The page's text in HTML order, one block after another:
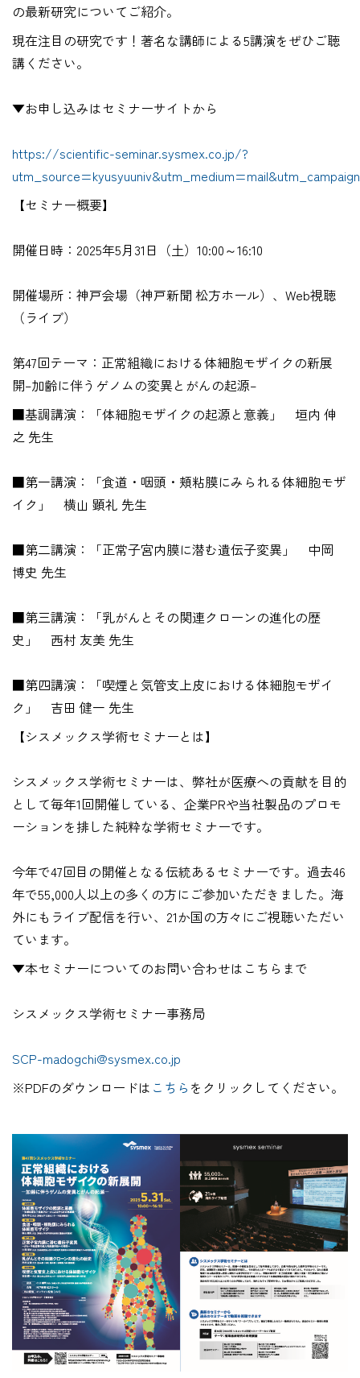
の最新研究についてご紹介。
現在注目の研究です！著名な講師による5講演をぜひご聴
講ください。
▼お申し込みはセミナーサイトから
https://scientific-seminar.sysmex.co.jp/?
【セミナー概要】
開催日時：2025年5月31日（土）10:00～16:10
開催場所：神戸会場（神戸新聞 松方ホール）、Web視聴
（ライブ）
第47回テーマ：正常組織における体細胞モザイクの新展
開–加齢に伴うゲノムの変異とがんの起源–
■基調講演：「体細胞モザイクの起源と意義」 垣内 伸
之 先生
■第一講演：「食道・咽頭・頬粘膜にみられる体細胞モザ
イク」 横山 顕礼 先生
■第二講演：「正常子宮内膜に潜む遺伝子変異」 中岡
博史 先生
■第三講演：「乳がんとその関連クローンの進化の歴
史」 西村 友美 先生
■第四講演：「喫煙と気管支上皮における体細胞モザイ
ク」 吉田 健一 先生
【シスメックス学術セミナーとは】
シスメックス学術セミナーは、弊社が医療への貢献を目的
として毎年1回開催している、企業PRや当社製品のプロモ
ーションを排した純粋な学術セミナーです。
今年で47回目の開催となる伝統あるセミナーです。過去46
年で55,000人以上の多くの方にご参加いただきました。海
外にもライブ配信を行い、21か国の方々にご視聴いただい
ています。
▼本セミナーについてのお問い合わせはこちらまで
シスメックス学術セミナー事務局
SCP-madogchi@sysmex.co.jp
※PDFのダウンロードは こちら をクリックしてください。